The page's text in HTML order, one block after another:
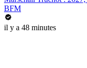
BFM
il y a 48 minutes